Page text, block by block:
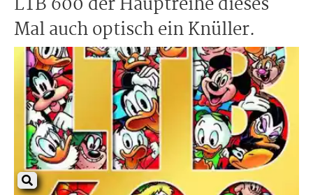
Mal auch optisch ein Knüller.